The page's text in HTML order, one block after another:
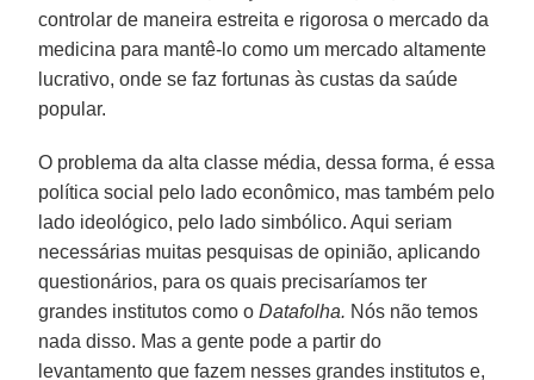
controlar de maneira estreita e rigorosa o mercado da
medicina para mantê-lo como um mercado altamente
lucrativo, onde se faz fortunas às custas da saúde
popular.
O problema da alta classe média, dessa forma, é essa
política social pelo lado econômico, mas também pelo
lado ideológico, pelo lado simbólico. Aqui seriam
necessárias muitas pesquisas de opinião, aplicando
questionários, para os quais precisaríamos ter
grandes institutos como oDatafolha. Nós não temos
nada disso. Mas a gente pode a partir do
levantamento que fazem nesses grandes institutos e,